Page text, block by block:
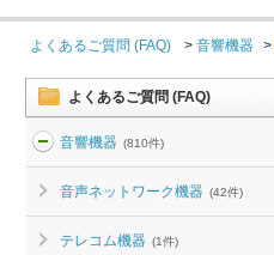
よくあるご質問 (FAQ) > 音響機器 >
よくあるご質問 (FAQ)
音響機器 (810件)
音声ネットワーク機器 (42件)
テレコム機器 (1件)